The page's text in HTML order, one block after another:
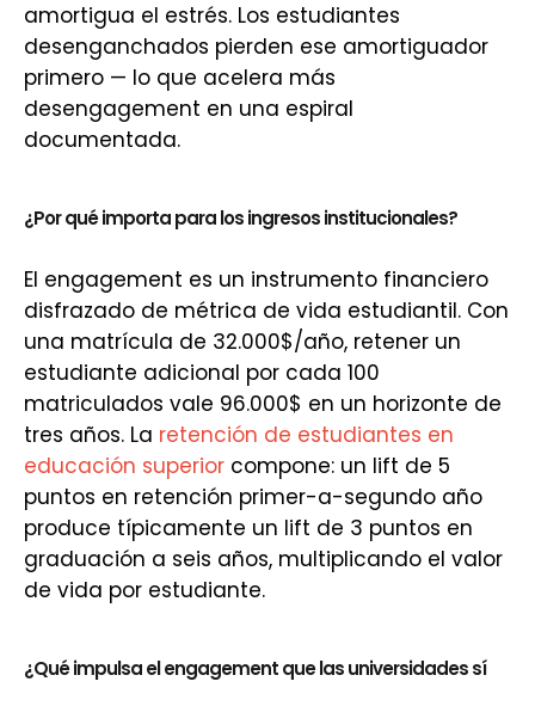
amortigua el estrés. Los estudiantes
desenganchados pierden ese amortiguador
primero — lo que acelera más
desengagement en una espiral
documentada.
¿Por qué importa para los ingresos institucionales?
El engagement es un instrumento financiero
disfrazado de métrica de vida estudiantil. Con
una matrícula de 32.000$/año, retener un
estudiante adicional por cada 100
matriculados vale 96.000$ en un horizonte de
tres años. La retención de estudiantes en
educación superior compone: un lift de 5
puntos en retención primer-a-segundo año
produce típicamente un lift de 3 puntos en
graduación a seis años, multiplicando el valor
de vida por estudiante.
¿Qué impulsa el engagement que las universidades sí